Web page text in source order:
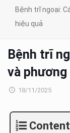
Bệnh trĩ ngoại:
hiệu quả
Bệnh trĩ
và
18/11/2025